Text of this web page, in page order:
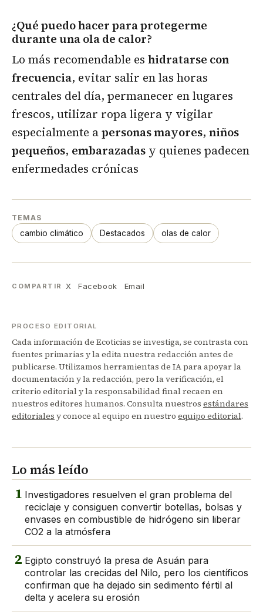
¿Qué puedo hacer para protegerme
durante una ola de calor?
Lo más recomendable es hidratarse con
frecuencia, evitar salir en las horas
centrales del día, permanecer en lugares
frescos, utilizar ropa ligera y vigilar
especialmente apersonas mayores, niños
pequeños, embarazadas y quienes padecen
enfermedades crónicas
TEMAS
cambio climático Destacados olas de calor
COMPARTIR X Facebook Email
PROCESO EDITORIAL
Cada información de Ecoticias se investiga, se contrasta con
fuentes primarias y la edita nuestra redacción antes de
publicarse. Utilizamos herramientas de IA para apoyar la
documentación y la redacción, pero la verificación, el
criterio editorial y la responsabilidad final recaen en
nuestros editores humanos. Consulta nuestros estándares
editoriales y conoce al equipo en nuestro equipo editorial.
Lo más leído
1 Investigadores resuelven el gran problema del
reciclaje y consiguen convertir botellas, bolsas y
envases en combustible de hidrógeno sin liberar
CO2 a la atmósfera
2 Egipto construyó la presa de Asuán para
controlar las crecidas del Nilo, pero los científicos
confirman que ha dejado sin sedimento fértil al
delta y acelera su erosión